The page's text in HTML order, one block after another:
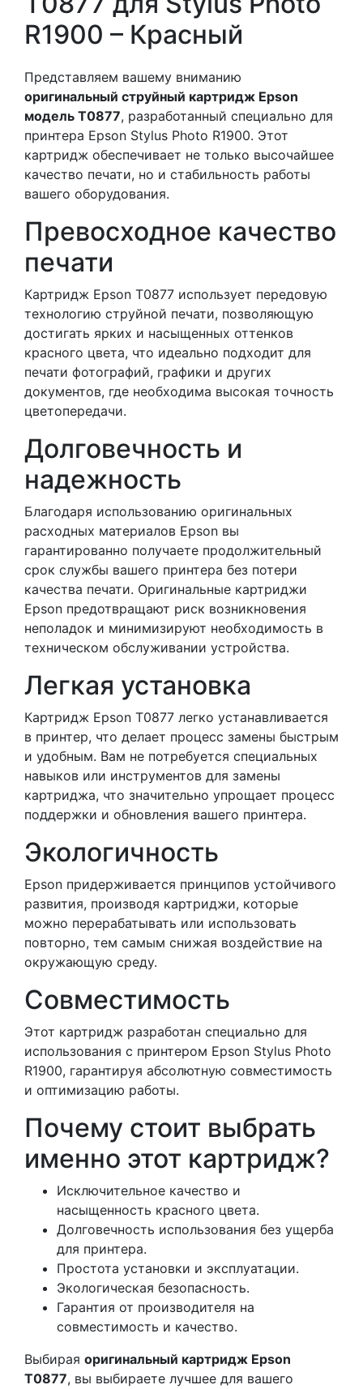
R1900 – Красный
Представляем вашему вниманию
оригинальный струйный картридж Epson
модель T0877, разработанный специально для
принтера Epson Stylus Photo R1900. Этот
картридж обеспечивает не только высочайшее
качество печати, но и стабильность работы
вашего оборудования.
Превосходное качество
печати
Картридж Epson T0877 использует передовую
технологию струйной печати, позволяющую
достигать ярких и насыщенных оттенков
красного цвета, что идеально подходит для
печати фотографий, графики и других
документов, где необходима высокая точность
цветопередачи.
Долговечность и
надежность
Благодаря использованию оригинальных
расходных материалов Epson вы
гарантированно получаете продолжительный
срок службы вашего принтера без потери
качества печати. Оригинальные картриджи
Epson предотвращают риск возникновения
неполадок и минимизируют необходимость в
техническом обслуживании устройства.
Легкая установка
Картридж Epson T0877 легко устанавливается
в принтер, что делает процесс замены быстрым
и удобным. Вам не потребуется специальных
навыков или инструментов для замены
картриджа, что значительно упрощает процесс
поддержки и обновления вашего принтера.
Экологичность
Epson придерживается принципов устойчивого
развития, производя картриджи, которые
можно перерабатывать или использовать
повторно, тем самым снижая воздействие на
окружающую среду.
Совместимость
Этот картридж разработан специально для
использования с принтером Epson Stylus Photo
R1900, гарантируя абсолютную совместимость
и оптимизацию работы.
Почему стоит выбрать
именно этот картридж?
Исключительное качество и
насыщенность красного цвета.
Долговечность использования без ущерба
для принтера.
Простота установки и эксплуатации.
Экологическая безопасность.
Гарантия от производителя на
совместимость и качество.
Выбирая оригинальный картридж Epson
T0877, вы выбираете лучшее для вашего